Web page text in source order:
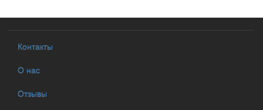
Контакты
О нас
Отзывы